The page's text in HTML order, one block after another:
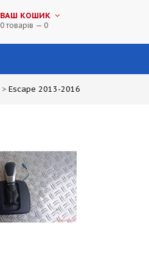
ВАШ КОШИК
0 товарів — 0
> Escape 2013-2016